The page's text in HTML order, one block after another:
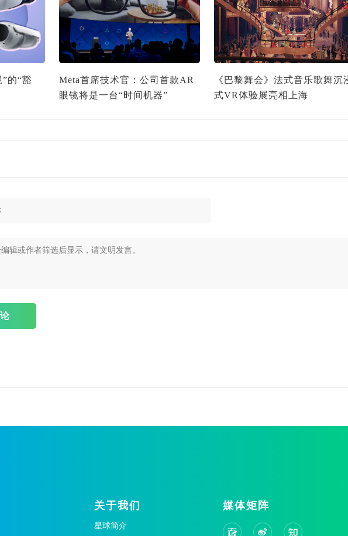
的“豁
Meta首席技术官：公司首款AR
眼镜将是一台“时间机器”
《巴黎舞会》法式音乐歌舞沉
式VR体验展亮相上海
关于我们
星球简介
媒体矩阵